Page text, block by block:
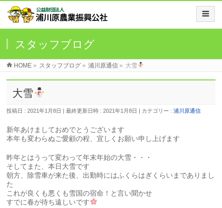
スタッフブログ
HOME » スタッフブログ » 浦川原通信 » 大雪
大雪
投稿日 : 2021年1月8日 最終更新日時 : 2021年1月8日 カテゴリー :浦川原通信
新年あけましておめでとうございます
本年も変わらぬご愛顧の程、宜しくお願い申し上げます
昨年とはうって変わって年末年始の大雪・・・
そしてまた、本日大雪です
朝方、除雪車が来た後、出勤時にはふくらはぎくらいまでありまし
た
これが良くも悪くも雪国の宿命！と言い聞かせ
すでに春が待ち遠しいです